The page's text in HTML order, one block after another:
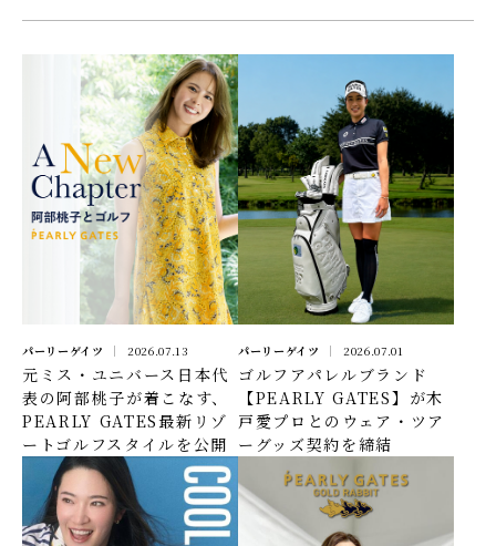
パーリーゲイツ 2026.07.13
元ミス・ユニバース日本代
表の阿部桃子が着こなす、
PEARLY GATES最新リゾ
ートゴルフスタイルを公開
パーリーゲイツ 2026.07.01
ゴルフアパレルブランド
【PEARLY GATES】が木
戸愛プロとのウェア・ツア
ーグッズ契約を締結